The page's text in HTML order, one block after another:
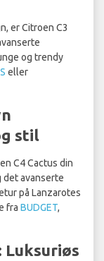
er Citroen C3
og trendy
eller
stil
C4 Cactus din
avanserte
på Lanzarotes
fra BUDGET,
Luksuriøs